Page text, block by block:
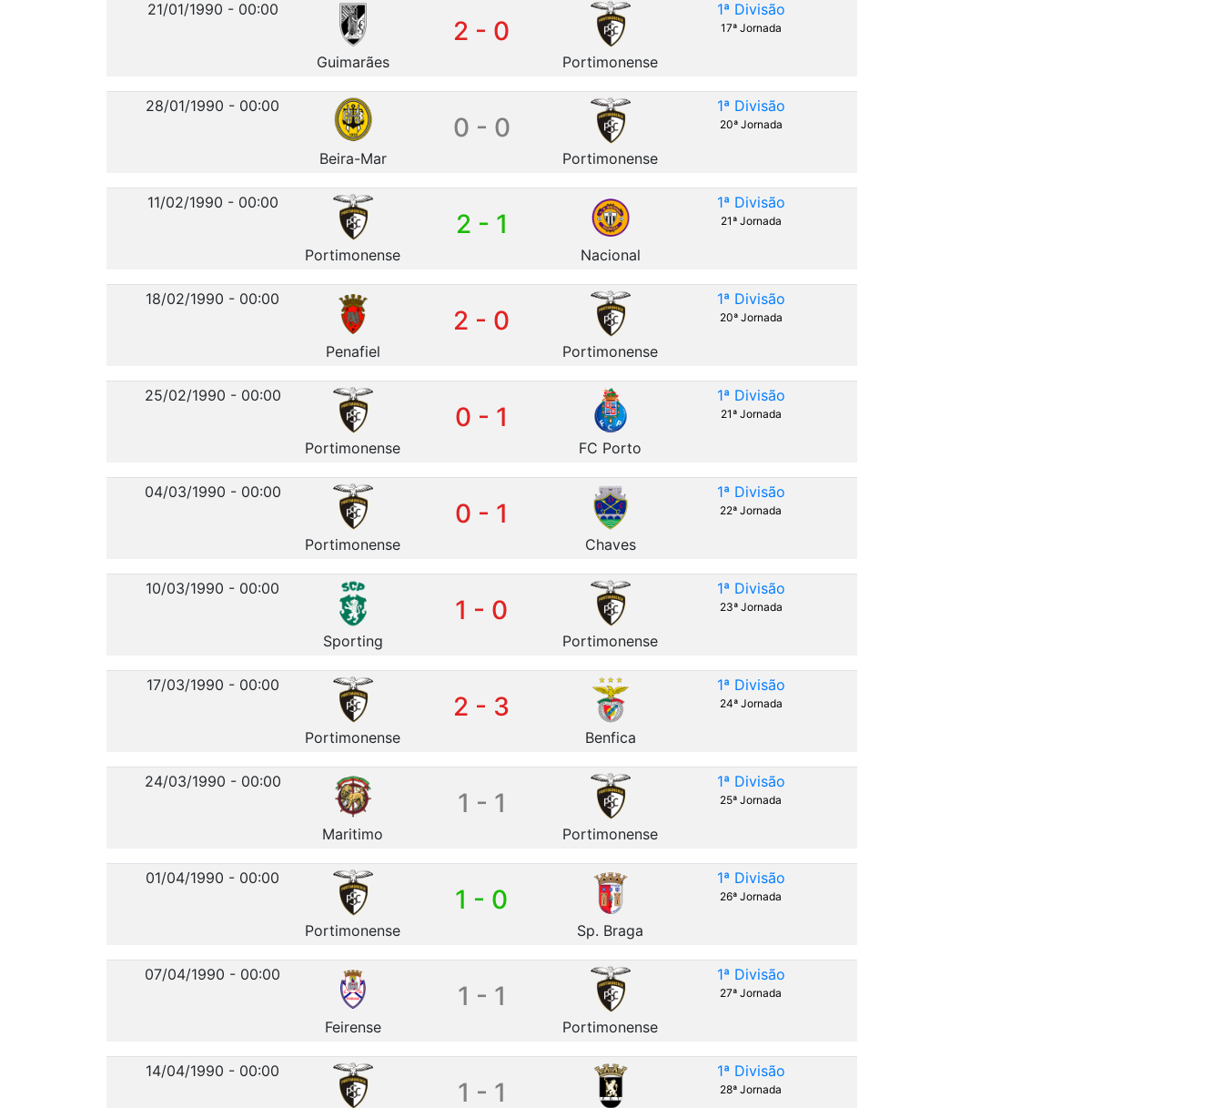
21/01/1990 - 00:00 1ª Divisão
17ª Jornada
Guimarães
2 - 0
Portimonense
28/01/1990 - 00:00 1ª Divisão
20ª Jornada
Beira-Mar
0 - 0
Portimonense
11/02/1990 - 00:00 1ª Divisão
21ª Jornada
Portimonense
2 - 1
Nacional
18/02/1990 - 00:00 1ª Divisão
20ª Jornada
Penafiel
2 - 0
Portimonense
25/02/1990 - 00:00 1ª Divisão
21ª Jornada
Portimonense
0 - 1
FC Porto
04/03/1990 - 00:00 1ª Divisão
22ª Jornada
Portimonense
0 - 1
Chaves
10/03/1990 - 00:00 1ª Divisão
23ª Jornada
Sporting
1 - 0
Portimonense
17/03/1990 - 00:00 1ª Divisão
24ª Jornada
Portimonense
2 - 3
Benfica
24/03/1990 - 00:00 1ª Divisão
25ª Jornada
Maritimo
1 - 1
Portimonense
01/04/1990 - 00:00 1ª Divisão
26ª Jornada
Portimonense
1 - 0
Sp. Braga
07/04/1990 - 00:00 1ª Divisão
27ª Jornada
Feirense
1 - 1
Portimonense
14/04/1990 - 00:00 1ª Divisão
28ª Jornada
1 - 1